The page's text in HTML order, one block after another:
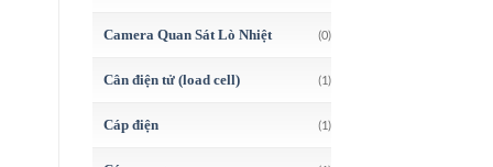
Camera Quan Sát Lò Nhiệt (0)
Cân điện tử (load cell) (1)
Cáp điện (1)